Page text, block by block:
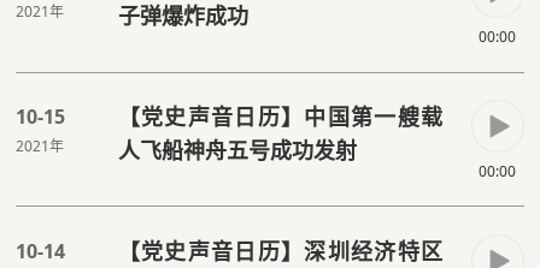
2021年
子弹爆炸成功
00:00
10-15
2021年
【党史声音日历】中国第一艘载
人飞船神舟五号成功发射
00:00
10-14
【党史声音日历】深圳经济特区